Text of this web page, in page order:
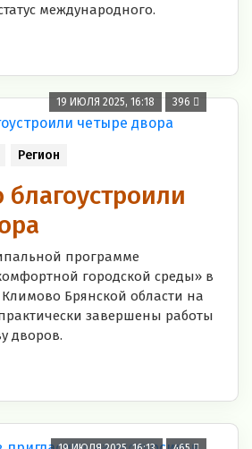
международного.
19 ИЮЛЯ 2025, 16:18 396
Регион
программе
городской среды» в
Брянской области на
завершены работы
дворов.